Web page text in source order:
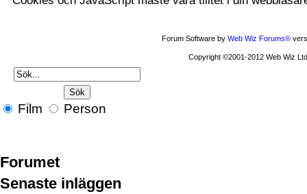
Forum Software by Web Wiz Forums®
Copyright ©2001-2012 Web Wiz
Film Person
Forumet
Senaste inläggen